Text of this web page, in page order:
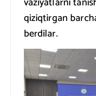
qiziqtirgan
berdilar.